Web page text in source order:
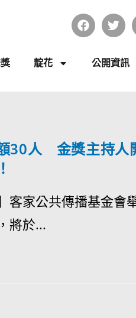
靛花 公開資訊
30人 金獎主持人
客家公共傳播基金會
將於...